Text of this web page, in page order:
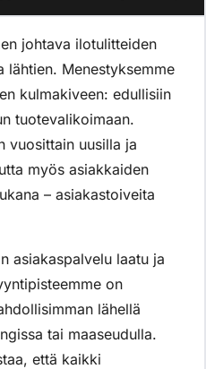
johtava ilotulitteiden
Menestyksemme
kulmakiveen: edullisiin
tuotevalikoimaan.
vuosittain uusilla ja
myös asiakkaiden
– asiakastoiveita
asiakaspalvelu laatu ja
on
lähellä
tai maaseudulla.
että kaikki